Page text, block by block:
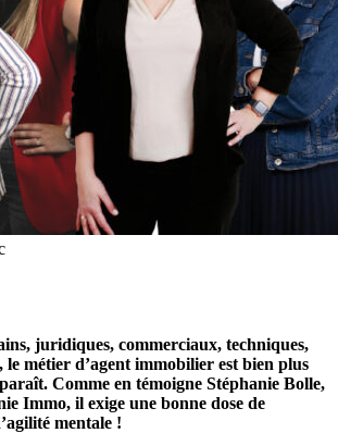
juridiques, commerciaux, techniques,
le métier d’agent immobilier est bien plus
Comme en témoigne Stéphanie Bolle,
Immo, il exige une bonne dose de
mentale !